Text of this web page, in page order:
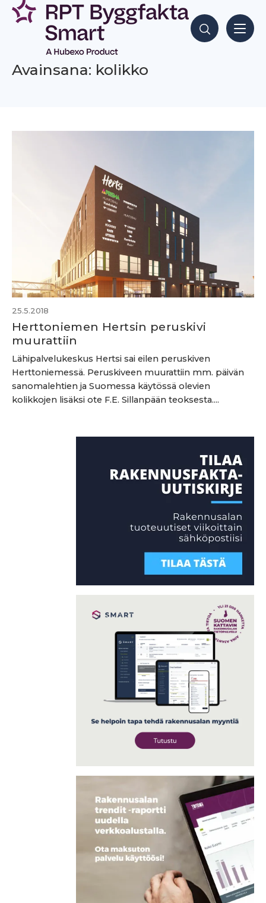
Siirry
sisältöön
Hae sisältöjä
Avainsana: kolikko
25.5.2018
Herttoniemen Hertsin peruskivi
muurattiin
Lähipalvelukeskus Hertsi sai eilen peruskiven
Herttoniemessä. Peruskiveen muurattiin mm. päivän
sanomalehtien ja Suomessa käytössä olevien
kolikkojen lisäksi ote F.E. Sillanpään teoksesta....